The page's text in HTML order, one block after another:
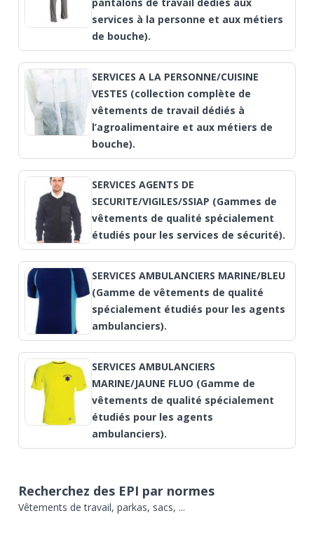
services à la personne et aux métiers
de bouche).
SERVICES A LA PERSONNE/CUISINE
VESTES (collection complète de
vêtements de travail dédiés à
l’agroalimentaire et aux métiers de
bouche).
SERVICES AGENTS DE
SECURITE/VIGILES/SSIAP (Gammes de
vêtements de qualité spécialement
étudiés pour les services de sécurité).
SERVICES AMBULANCIERS MARINE/BLEU
(Gamme de vêtements de qualité
spécialement étudiés pour les agents
ambulanciers).
SERVICES AMBULANCIERS
MARINE/JAUNE FLUO (Gamme de
vêtements de qualité spécialement
étudiés pour les agents
ambulanciers).
Recherchez des EPI par normes
Vêtements de travail, parkas, sacs, ...